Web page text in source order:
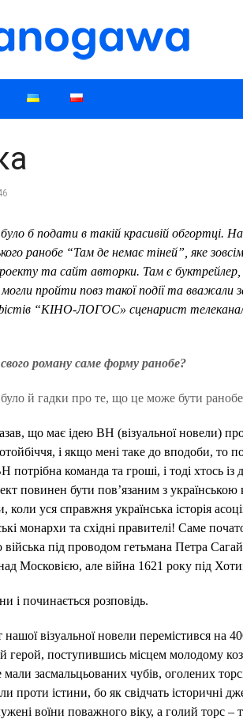
б подати в такій красивій обгортці.
ранобе “Там де немає тіней”, яке
та сайт авторки. Там є
пройти повз такої події та вважали
“КІНО-ЛОГОС» сценарист
роману саме форму ранобе?
й гадки про те, що це може бути
що має ідею ВН (візуальної новели)
і якщо мені таке до вподоби, то
потрібна команда та гроші, і тоді хтось
повинен бути пов’язаним з
коли уся справжня українська історія
монархи та східні правителі! Саме
війська під проводом гетьмана Петра
Московією, але війна 1621 року під
і починається розповідь.
візуальної новели перемістився на
герой, поступившись місцем молодому
мали засмальцьованих чубів, оголених
проти істини, бо як свідчать історичні
воїни поважного віку, а голий торс –